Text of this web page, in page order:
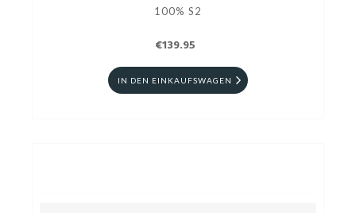
100% S2
€139.95
IN DEN EINKAUFSWAGEN